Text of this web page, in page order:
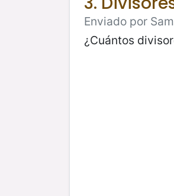
Enviado por
¿Cuántos